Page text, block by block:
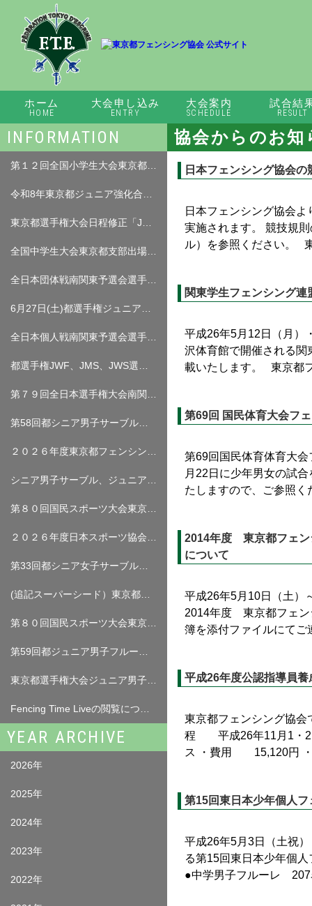
ホーム
HOME
大会申し込み
ENTRY
大会案内
SCHEDULE
試合結
RESULT
INFORMATION
YEAR ARCHIVE
2026年
2025年
2024年
2023年
2022年
協会からのお知
日本フェンシング協会
日本フェンシング協会
実施されます。 競技規
ル）を参照ください。
関東学生フェンシング
平成26年5月12日（月）
沢体育館で開催される
載いたします。 東京都
第69回 国民体育大会フ
第69回国民体育体育大
月22日に少年男女の試
たしますので、ご参照
2014年度 東京都フェ
について
平成26年5月10日（土）
2014年度 東京都フェン
簿を添付ファイルにて
平成26年度公認指導員
東京都フェンシング協会
程 平成26年11月1・2
ス ・費用 15,120円
第15回東日本少年個人
平成26年5月3日（土祝
る第15回東日本少年個
●中学男子フルーレ